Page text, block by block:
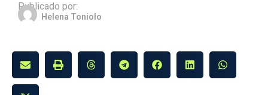
Publicado por:
Helena Toniolo